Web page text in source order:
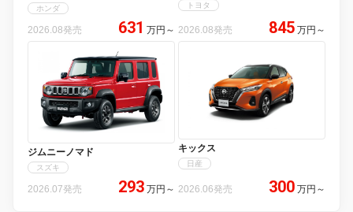
ホンダ
2026.08発売 631 万円 ～
トヨタ
2026.08発売 845 万円 ～
ジムニーノマド
スズキ
2026.07発売 293 万円 ～
キックス
日産
2026.06発売 300 万円 ～